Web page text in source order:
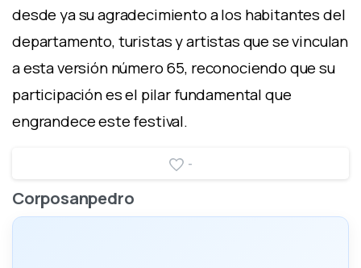
desde ya su agradecimiento a los habitantes del
departamento, turistas y artistas que se vinculan
a esta versión número 65, reconociendo que su
participación es el pilar fundamental que
engrandece este festival.
-
Corposanpedro